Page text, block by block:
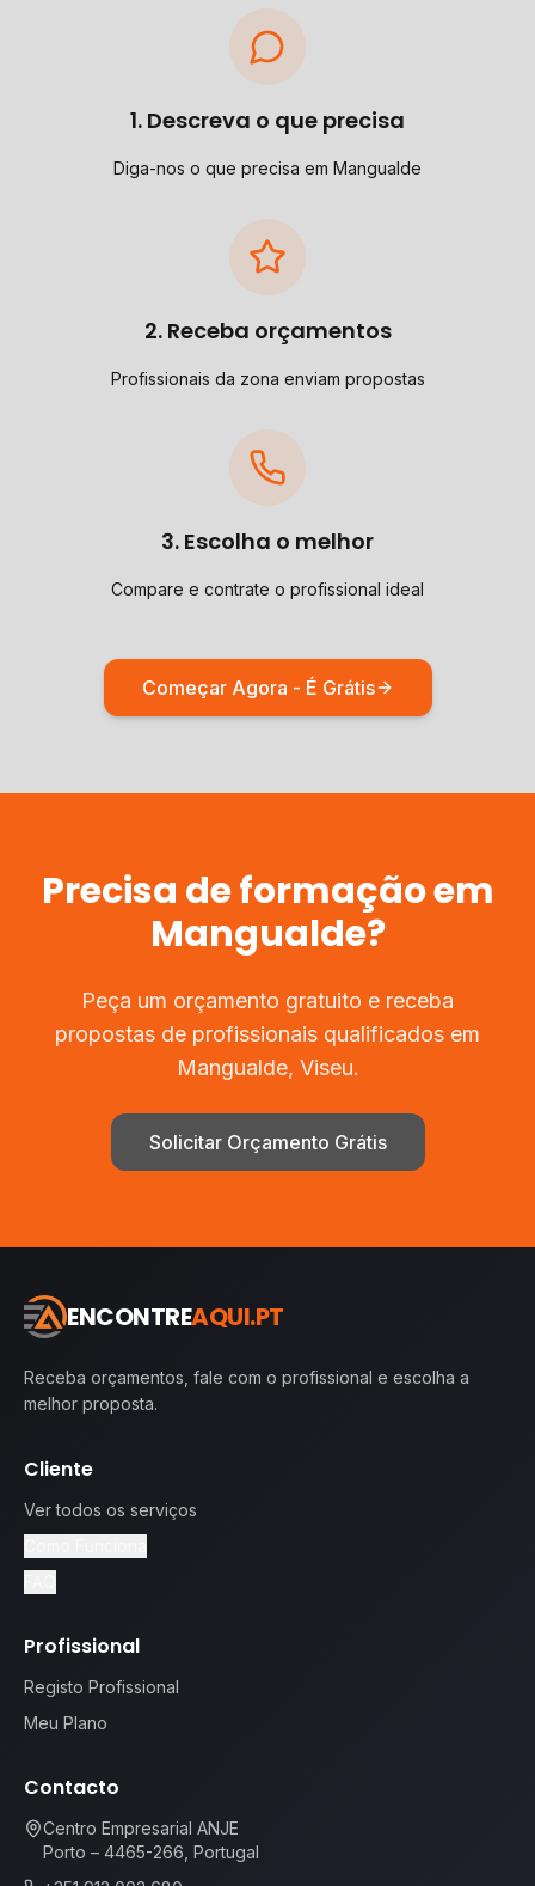
1. Descreva o que precisa
Diga-nos o que precisa em Mangualde
2. Receba orçamentos
Profissionais da zona enviam propostas
3. Escolha o melhor
Compare e contrate o profissional ideal
Começar Agora - É Grátis
Precisa deformaçãoem
Mangualde?
Peça um orçamento gratuito e receba
propostas de profissionais qualificados em
Mangualde, Viseu.
Solicitar Orçamento Grátis
ENCONTREAQUI.PT
Receba orçamentos, fale com o profissional e escolha a
melhor proposta.
Cliente
Ver todos os serviços
Profissional
Registo Profissional
Meu Plano
Contacto
Centro Empresarial ANJE
Porto – 4465-266, Portugal